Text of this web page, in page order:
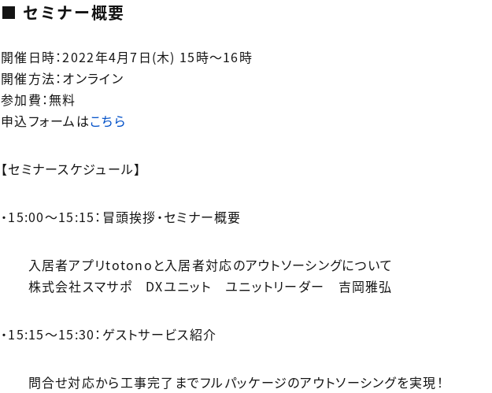
■ セミナー概要
開催日時：2022年4月7日(木) 15時～16時
開催方法：オンライン
参加費：無料
申込フォームはこちら
【セミナースケジュール】
・15:00〜15:15：冒頭挨拶・セミナー概要
入居者アプリtotonoと入居者対応のアウトソーシングについて
株式会社スマサポ DXユニット ユニットリーダー 吉岡雅弘
・15:15〜15:30：ゲストサービス紹介
問合せ対応から工事完了までフルパッケージのアウトソーシングを実現！